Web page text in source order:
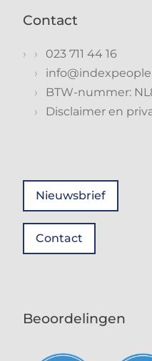
Contact
023 711 44 16
BTW-nummer:
Disclaimer en
Nieuwsbrief
Contact
Beoordelingen